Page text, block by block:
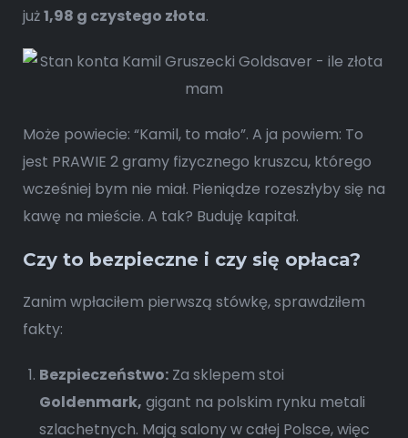
już1,98 g czystego złota.
Może powiecie: “Kamil, to mało”. A ja powiem: To
jest PRAWIE 2 gramy fizycznego kruszcu, którego
wcześniej bym nie miał. Pieniądze rozeszłyby się na
kawę na mieście. A tak? Buduję kapitał.
Czy to bezpieczne i czy się opłaca?
Zanim wpłaciłem pierwszą stówkę, sprawdziłem
fakty:
Bezpieczeństwo: Za sklepem stoi
Goldenmark, gigant na polskim rynku metali
szlachetnych. Mają salony w całej Polsce, więc